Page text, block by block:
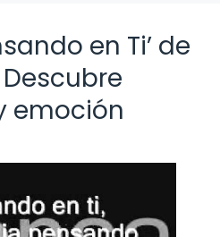
en Ti’ de
emoción